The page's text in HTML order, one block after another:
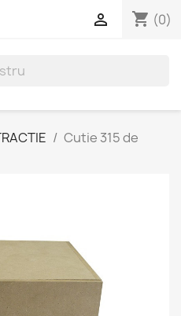
shopping_cart (0)

Cutie 315 de